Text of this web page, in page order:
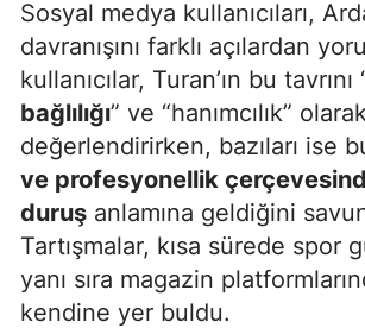
Sosyal medya kullanıcıları,
davranışını farklı açılardan
kullanıcılar, Turan’ın bu tavrını
bağlılığı” ve “hanımcılık”
değerlendirirken, bazıları ise
ve profesyonellik
duruş anlamına geldiğini
Tartışmalar, kısa sürede spor
yanı sıra magazin
kendine yer buldu.